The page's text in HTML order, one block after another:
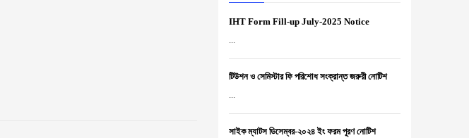
IHT Form Fill-up July-2025 Notice
...
টিউশন ও সেমিস্টার ফি পরিশোধ সংক্রান্ত জরুরী নোটিশ
...
সাইক ম্যাটস ডিসেম্বর-২০২৪ ইং ফরম পূরণ নোটিশ